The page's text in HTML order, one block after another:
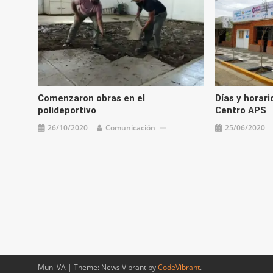
Comenzaron obras en el
polideportivo
26/10/2020 Comunicación
Días y
Centro APS
25/06/2020
Muni VA | Theme: News Vibrant byCodeVibrant.